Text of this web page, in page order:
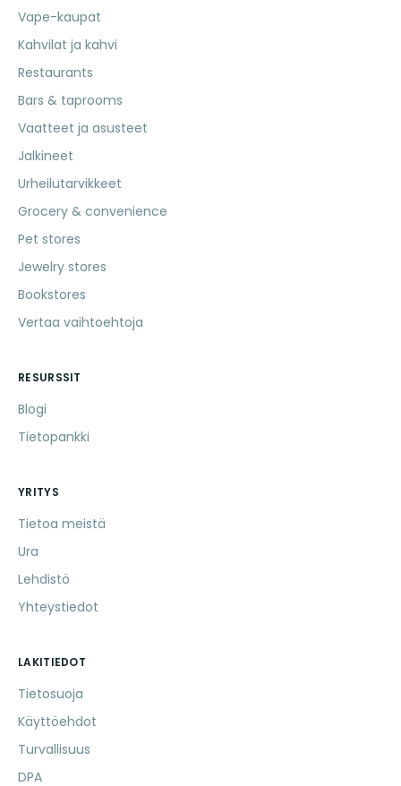
Vape-kaupat
Kahvilat ja kahvi
Restaurants
Bars & taprooms
Vaatteet ja asusteet
Jalkineet
Urheilutarvikkeet
Grocery & convenience
Pet stores
Jewelry stores
Bookstores
Vertaa vaihtoehtoja
RESURSSIT
Blogi
Tietopankki
YRITYS
Tietoa meistä
Ura
Lehdistö
Yhteystiedot
LAKITIEDOT
Tietosuoja
Käyttöehdot
Turvallisuus
DPA